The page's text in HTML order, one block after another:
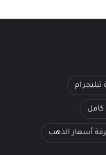
أسعار الذهب